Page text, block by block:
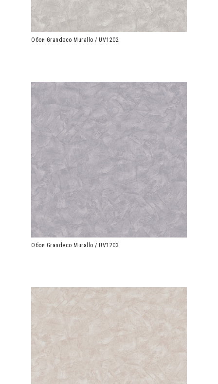
Обои Grandeco Murallo / UV1202
Обои Grandeco Murallo / UV1203